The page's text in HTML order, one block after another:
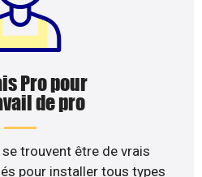
Pro pour
de pro
trouvent être de vrais
pour installer tous types